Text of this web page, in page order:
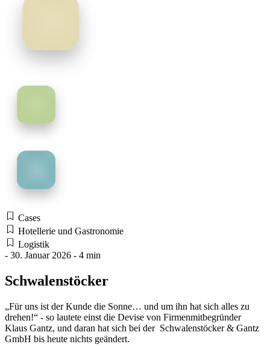
Cases
Hotellerie und Gastronomie
Logistik
- 30. Januar 2026 - 4 min
Schwalenstöcker
„Für uns ist der Kunde die Sonne… und um ihn hat sich alles zu
drehen!“ - so lautete einst die Devise von Firmenmitbegründer
Klaus Gantz, und daran hat sich bei der Schwalenstöcker & Gantz
GmbH bis heute nichts geändert.